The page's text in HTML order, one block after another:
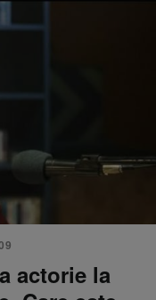
actorie la